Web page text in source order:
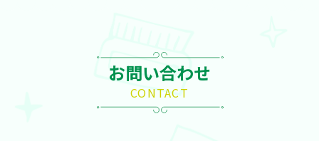
お問い合わせ
CONTACT